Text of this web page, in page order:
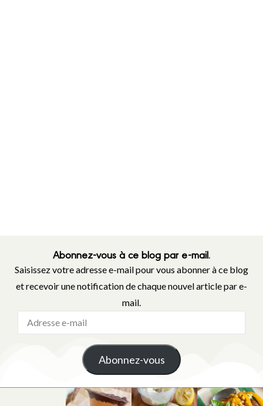
Abonnez-vous à ce blog par e-mail.
Saisissez votre adresse e-mail pour vous abonner à ce blog
et recevoir une notification de chaque nouvel article par e-
mail.
Abonnez-vous